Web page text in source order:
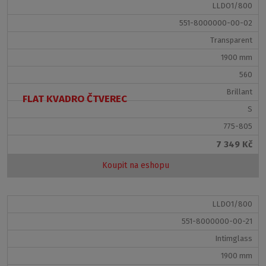
LLDO1/800
551-8000000-00-02
Transparent
1900 mm
560
Brillant
S
775-805
7 349 Kč
Koupit na eshopu
LLDO1/800
551-8000000-00-21
Intimglass
1900 mm
FLAT KVADRO ČTVEREC